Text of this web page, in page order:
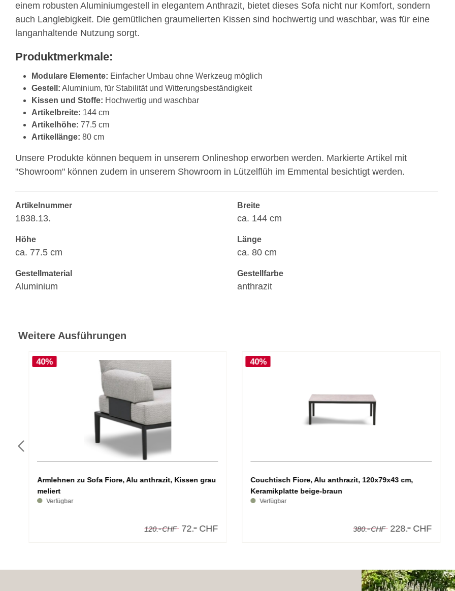
einem robusten Aluminiumgestell in elegantem Anthrazit, bietet dieses Sofa nicht nur Komfort, sondern
auch Langlebigkeit. Die gemütlichen graumelierten Kissen sind hochwertig und waschbar, was für eine
langanhaltende Nutzung sorgt.
Produktmerkmale:
Modulare Elemente: Einfacher Umbau ohne Werkzeug möglich
Gestell: Aluminium, für Stabilität und Witterungsbeständigkeit
Kissen und Stoffe: Hochwertig und waschbar
Artikelbreite: 144 cm
Artikelhöhe: 77.5 cm
Artikellänge: 80 cm
Unsere Produkte können bequem in unserem Onlineshop erworben werden. Markierte Artikel mit
"Showroom" können zudem in unserem Showroom in Lützelflüh im Emmental besichtigt werden.
Artikelnummer
1838.13.
Breite
ca. 144 cm
Höhe
ca. 77.5 cm
Länge
ca. 80 cm
Gestellmaterial
Aluminium
Gestellfarbe
anthrazit
Weitere Ausführungen
40%
Armlehnen zu Sofa Fiore, Alu anthrazit, Kissen grau
meliert
Verfügbar
120.-CHF 72.
- CHF
40%
Couchtisch Fiore, Alu anthrazit, 120x79x43 cm,
Keramikplatte beige-braun
Verfügbar
380.-CHF 228.
- CHF